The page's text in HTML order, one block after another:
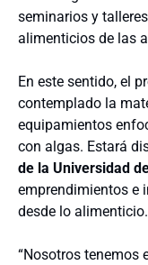
seminarios y
alimenticios de las
En este sentido, el
contemplado la
equipamientos
con algas. Estará
de la Universidad
emprendimientos e
desde lo alimenticio.
“Nosotros tenemos